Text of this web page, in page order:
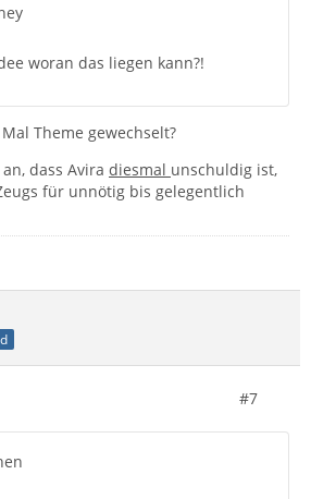
woran das liegen kann?!
Theme gewechselt?
dass Avira diesmal unschuldig ist,
für unnötig bis gelegentlich
#7